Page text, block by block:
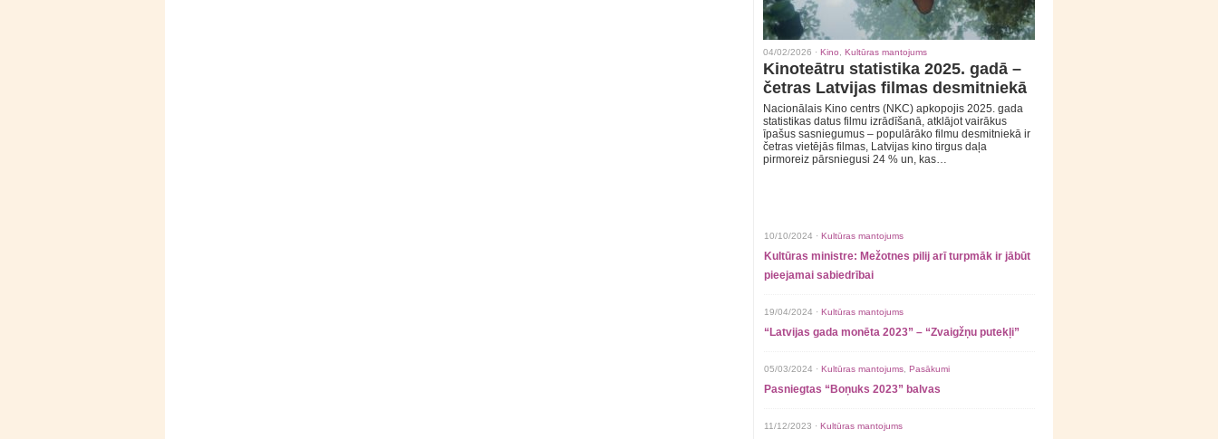
04/02/2026 · Kino Kultūras mantojums
Kinoteātru statistika 2025. gadā –
četras Latvijas filmas desmitniekā
Nacionālais Kino centrs (NKC) apkopojis 2025. gada
statistikas datus filmu izrādīšanā, atklājot vairākus
īpašus sasniegumus – populārāko filmu desmitniekā ir
četras vietējās filmas, Latvijas kino tirgus daļa
pirmoreiz pārsniegusi 24 % un, kas…
10/10/2024 · Kultūras mantojums
Kultūras ministre: Mežotnes pilij arī turpmāk ir jābūt
pieejamai sabiedrībai
19/04/2024 · Kultūras mantojums
“Latvijas gada monēta 2023” – “Zvaigžņu putekļi”
05/03/2024 · Kultūras mantojums Pasākumi
Pasniegtas “Boņuks 2023” balvas
11/12/2023 · Kultūras mantojums